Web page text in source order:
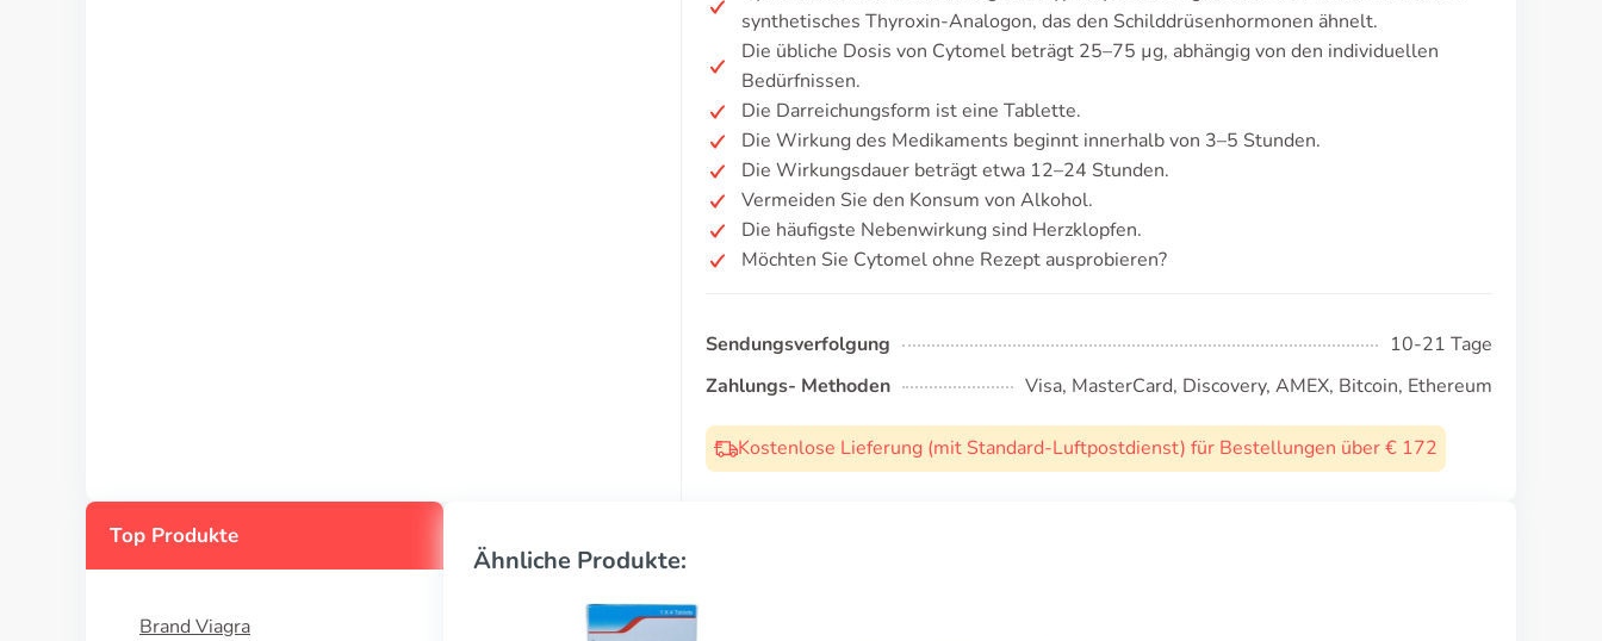
synthetisches Thyroxin-Analogon, das den Schilddrüsenhormonen ähnelt.
Die übliche Dosis von Cytomel beträgt 25–75 µg, abhängig von den individuellen
Bedürfnissen.
Die Darreichungsform ist eine Tablette.
Die Wirkung des Medikaments beginnt innerhalb von 3–5 Stunden.
Die Wirkungsdauer beträgt etwa 12–24 Stunden.
Vermeiden Sie den Konsum von Alkohol.
Die häufigste Nebenwirkung sind Herzklopfen.
Möchten Sie Cytomel ohne Rezept ausprobieren?
Sendungsverfolgung
10-21 Tage
Zahlungs- Methoden
Visa, MasterCard, Discovery, AMEX, Bitcoin, Ethereum
Kostenlose Lieferung (mit Standard-Luftpostdienst) für Bestellungen über € 172
Top Produkte
Brand Viagra
Ähnliche Produkte: